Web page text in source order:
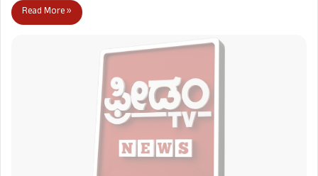
Read More »